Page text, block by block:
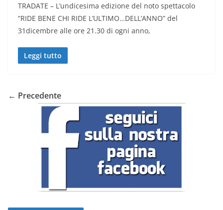
TRADATE – L’undicesima edizione del noto spettacolo
“RIDE BENE CHI RIDE L’ULTIMO…DELL’ANNO” del
31dicembre alle ore 21.30 di ogni anno,
Leggi tutto
← Precedente